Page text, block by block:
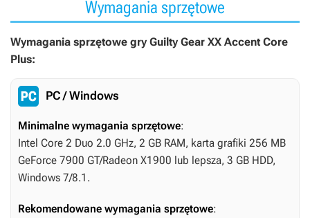
Wymagania sprzętowe
Wymagania sprzętowe gry Guilty Gear XX Accent Core
Plus:
PC / Windows
Minimalne wymagania sprzętowe:
Intel Core 2 Duo 2.0 GHz, 2 GB RAM, karta grafiki 256 MB
GeForce 7900 GT/Radeon X1900 lub lepsza, 3 GB HDD,
Windows 7/8.1.
Rekomendowane wymagania sprzętowe: